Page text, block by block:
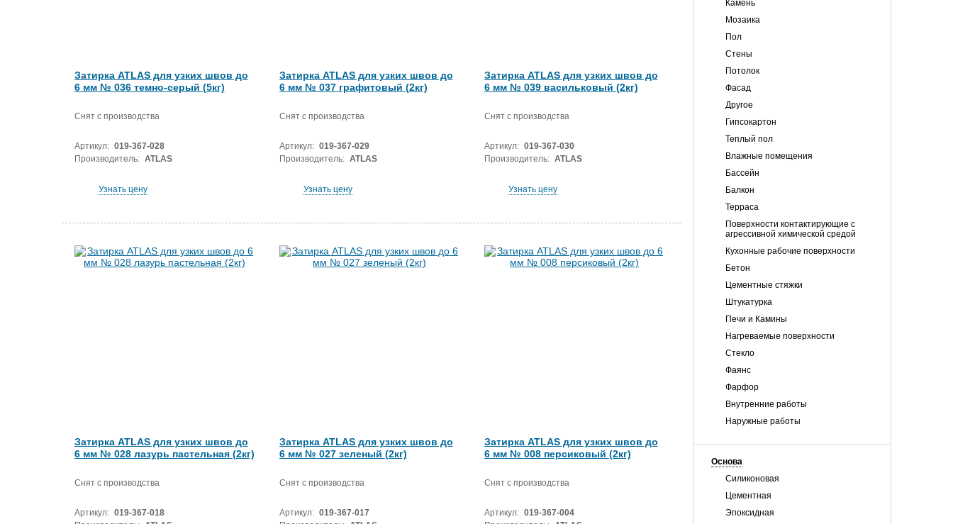
Камень
Мозаика
Пол
Стены
Потолок
Фасад
Другое
Гипсокартон
Теплый пол
Влажные помещения
Бассейн
Балкон
Терраса
Поверхности контактирующие с
агрессивной химической средой
Кухонные рабочие поверхности
Бетон
Цементные стяжки
Штукатурка
Печи и Камины
Нагреваемые поверхности
Стекло
Фаянс
Фарфор
Внутренние работы
Наружные работы
Основа
Силиконовая
Цементная
Эпоксидная
Затирка ATLAS для узких швов до
6 мм № 036 темно-серый (5кг)
Снят с производства
Артикул: 019-367-028
Производитель: ATLAS
Узнать цену
Затирка ATLAS для узких швов до
6 мм № 037 графитовый (2кг)
Снят с производства
Артикул: 019-367-029
Производитель: ATLAS
Узнать цену
Затирка ATLAS для узких швов до
6 мм № 039 васильковый (2кг)
Снят с производства
Артикул: 019-367-030
Производитель: ATLAS
Узнать цену
Затирка ATLAS для узких швов до
6 мм № 028 лазурь пастельная (2кг)
Снят с производства
Артикул: 019-367-018
Затирка ATLAS для узких швов до
6 мм № 027 зеленый (2кг)
Снят с производства
Артикул: 019-367-017
Затирка ATLAS для узких швов до
6 мм № 008 персиковый (2кг)
Снят с производства
Артикул: 019-367-004